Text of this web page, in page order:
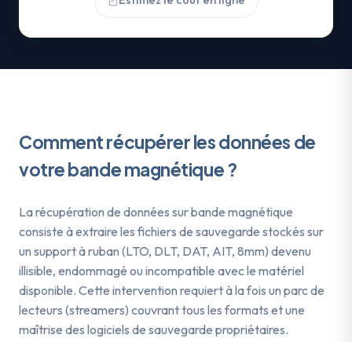
Comment récupérer les données de
votrebande magnétique?
La récupération de données sur bande magnétique
consiste à extraire les fichiers de sauvegarde stockés sur
un support à ruban (LTO, DLT, DAT, AIT, 8mm) devenu
illisible, endommagé ou incompatible avec le matériel
disponible. Cette intervention requiert à la fois un parc de
lecteurs (streamers) couvrant tous les formats et une
maîtrise des logiciels de sauvegarde propriétaires.